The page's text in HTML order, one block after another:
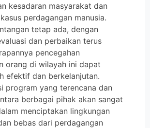
kesadaran masyarakat dan
perdagangan manusia.
tetap ada, dengan
dan perbaikan terus
pencegahan
orang di wilayah ini dapat
efektif dan berkelanjutan.
program yang terencana dan
berbagai pihak akan sangat
menciptakan lingkungan
bebas dari perdagangan